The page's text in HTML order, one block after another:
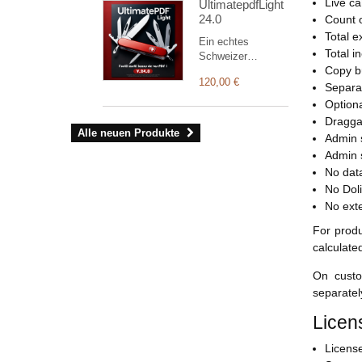
Versandseite +
PHP-Klasse
Sms123Api für
Trigger und
Guthaben ohne
UltimatepdfLight
24.0
Ein echtes
Schweizer
zur individuellen
unterstützt
120,00 €
Alle neuen Produkte
Count
Total
Total
Copy
Admin
Admin
No
No
No
For
On